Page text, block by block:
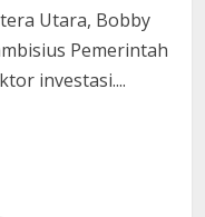
Utara, Bobby
Pemerintah
investasi....